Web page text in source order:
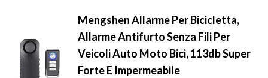
Mengshen Allarme Per Bicicletta,
Allarme Antifurto Senza Fili Per
Veicoli Auto Moto Bici, 113db Super
Forte E Impermeabile